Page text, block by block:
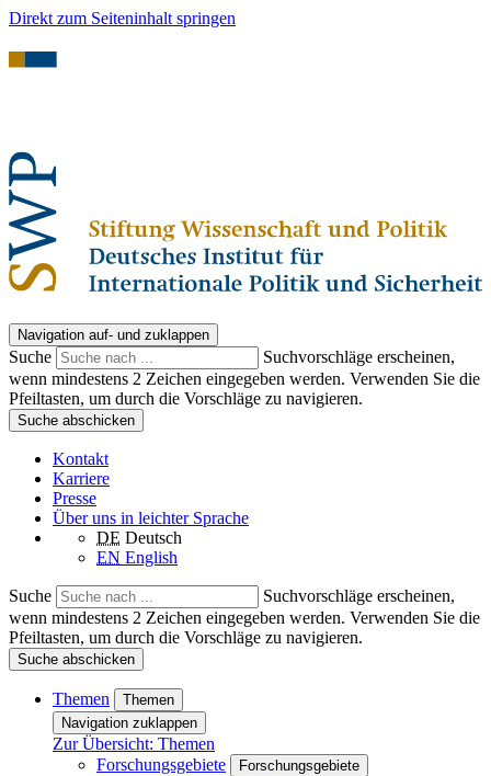
Direkt zum Seiteninhalt springen
Navigation auf- und zuklappen
Suche
Suchvorschläge erscheinen,
wenn mindestens 2 Zeichen eingegeben werden. Verwenden Sie die
Pfeiltasten, um durch die Vorschläge zu navigieren.
Suche abschicken
Kontakt
Karriere
Presse
Über uns in leichter Sprache
DE Deutsch
EN English
Suche
Suchvorschläge erscheinen,
wenn mindestens 2 Zeichen eingegeben werden. Verwenden Sie die
Pfeiltasten, um durch die Vorschläge zu navigieren.
Suche abschicken
Themen
Themen
Navigation zuklappen
Zur Übersicht: Themen
Forschungsgebiete
Forschungsgebiete